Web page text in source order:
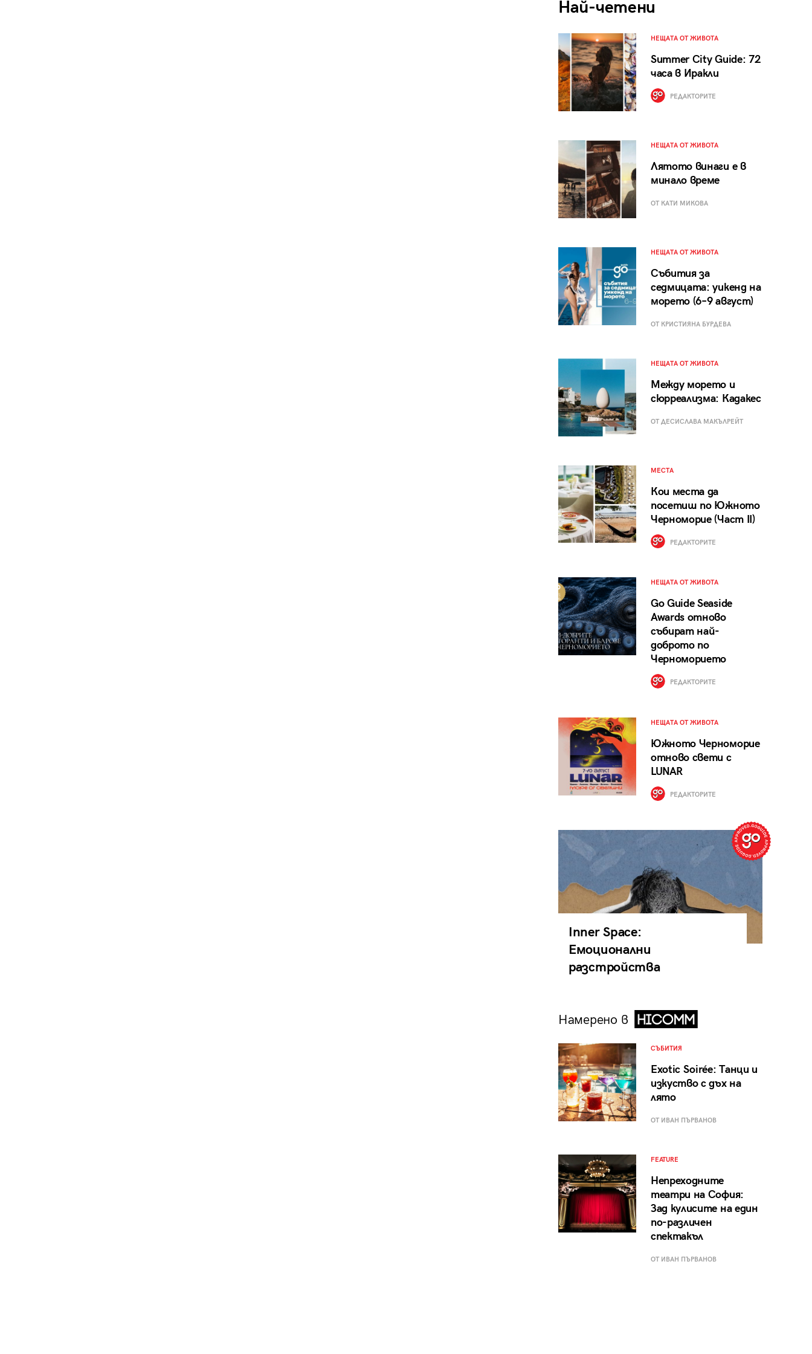
Най-четени
НЕЩАТА ОТ ЖИВОТА
Summer City Guide: 72
часа в Иракли
РЕДАКТОРИТЕ
НЕЩАТА ОТ ЖИВОТА
Лятото винаги е в
минало време
ОТ КАТИ МИКОВА
НЕЩАТА ОТ ЖИВОТА
Събития за
седмицата: уикенд на
морето (6–9 август)
ОТ КРИСТИЯНА БУРДЕВА
НЕЩАТА ОТ ЖИВОТА
Между морето и
сюрреализма: Кадакес
ОТ ДЕСИСЛАВА МАКЪЛРЕЙТ
МЕСТА
Кои места да
посетиш по Южното
Черноморие (Част II)
РЕДАКТОРИТЕ
НЕЩАТА ОТ ЖИВОТА
Go Guide Seaside
Awards отново
събират най-
доброто по
Черноморието
РЕДАКТОРИТЕ
НЕЩАТА ОТ ЖИВОТА
Южното Черноморие
отново свети с
LUNAR
РЕДАКТОРИТЕ
Inner Space:
Емоционални
разстройства
Намерено в
СЪБИТИЯ
Exotic Soirée: Танци и
изкуство с дъх на
лято
ОТ ИВАН ПЪРВАНОВ
FEATURE
Непреходните
театри на София:
Зад кулисите на един
по-различен
спектакъл
ОТ ИВАН ПЪРВАНОВ